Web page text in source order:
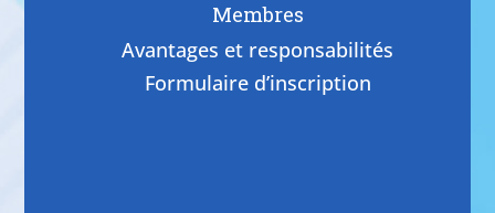
Membres
Avantages et responsabilités
Formulaire d’inscription